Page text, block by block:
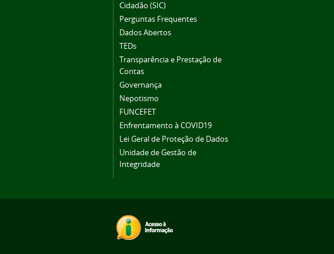
Cidadão (SIC)
Perguntas Frequentes
Dados Abertos
TEDs
Transparência e Prestação de
Contas
Governança
Nepotismo
FUNCEFET
Enfrentamento à COVID19
Lei Geral de Proteção de Dados
Unidade de Gestão de
Integridade